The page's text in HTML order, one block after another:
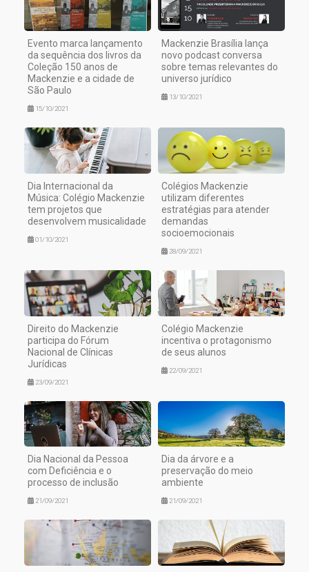
Evento marca lançamento
da sequência dos livros da
Coleção 150 anos de
Mackenzie e a cidade de
São Paulo
15/10/2021
Mackenzie Brasília lança
novo podcast conversa
sobre temas relevantes do
universo jurídico
13/10/2021
Dia Internacional da
Música: Colégio Mackenzie
tem projetos que
desenvolvem musicalidade
01/10/2021
Colégios Mackenzie
utilizam diferentes
estratégias para atender
demandas
socioemocionais
28/09/2021
Direito do Mackenzie
participa do Fórum
Nacional de Clínicas
Jurídicas
23/09/2021
Colégio Mackenzie
incentiva o protagonismo
de seus alunos
22/09/2021
Dia Nacional da Pessoa
com Deficiência e o
processo de inclusão
21/09/2021
Dia da árvore e a
preservação do meio
ambiente
21/09/2021